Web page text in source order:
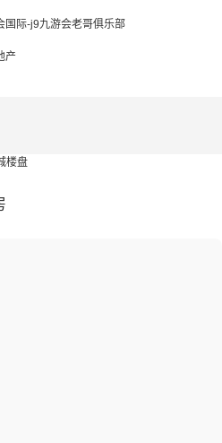
国际-j9九游会老哥俱乐部
产
楼盘